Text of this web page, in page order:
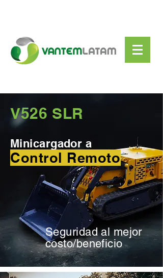
V526 SLR
Minicargador a
Control Remoto
Seguridad al mejor
costo/beneficio